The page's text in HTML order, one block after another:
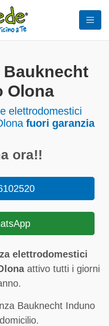
Olona
elettrodomestici
fuori garanzia
ora!!
elettrodomestici
attivo tutti i giorni
Bauknecht Induno